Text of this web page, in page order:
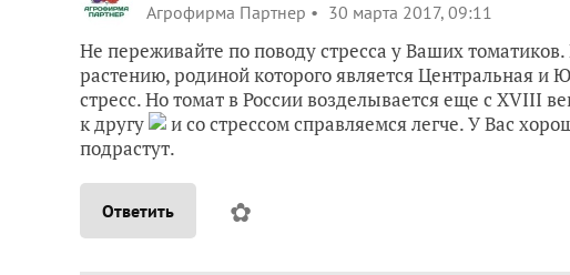
Агрофирма Партнер 30 марта 2017, 09:11
Не переживайте по поводу стресса у Ваших
растению, родиной которого является Центральная
стресс. Но томат в России возделывается еще с XVIII
к другу
и со стрессом справляемся легче. У Вас
подрастут.
Ответить ✿